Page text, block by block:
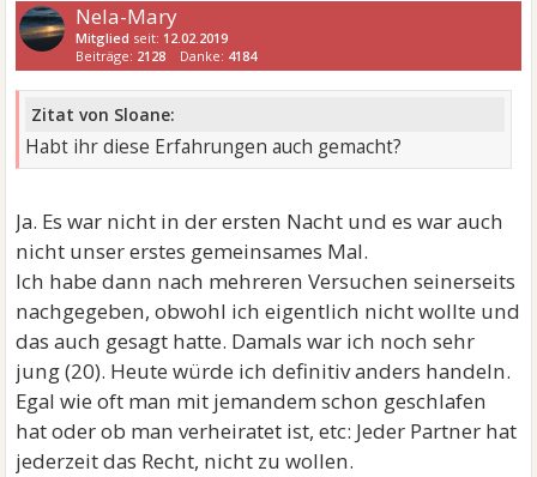
Nela-Mary
Mitglied seit: 12.02.2019
Beiträge: 2128 Danke: 4184
Zitat von Sloane:
Habt ihr diese Erfahrungen auch gemacht?
Ja. Es war nicht in der ersten Nacht und es war auch
nicht unser erstes gemeinsames Mal.
Ich habe dann nach mehreren Versuchen seinerseits
nachgegeben, obwohl ich eigentlich nicht wollte und
das auch gesagt hatte. Damals war ich noch sehr
jung (20). Heute würde ich definitiv anders handeln.
Egal wie oft man mit jemandem schon geschlafen
hat oder ob man verheiratet ist, etc: Jeder Partner hat
jederzeit das Recht, nicht zu wollen.